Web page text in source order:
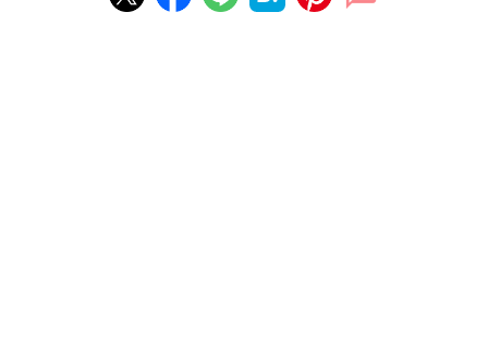
上の増加です。「このまま体重が増え続けると、出産が大変にな